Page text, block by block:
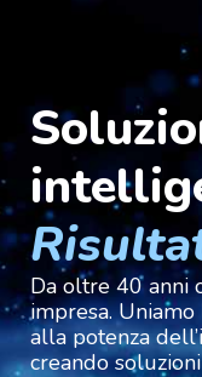
Da oltre 40 anni
impresa.
alla potenza
creando